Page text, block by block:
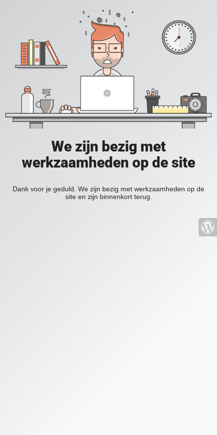
We zijn bezig met
werkzaamheden op de site
Dank voor je geduld. We zijn bezig met werkzaamheden op de
site en zijn binnenkort terug.